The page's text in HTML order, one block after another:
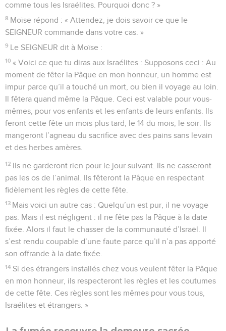
comme tous les Israélites. Pourquoi donc ? »
8 Moïse répond : « Attendez, je dois savoir ce que le
SEIGNEUR commande dans votre cas. »
9 Le SEIGNEUR dit à Moïse :
10 « Voici ce que tu diras aux Israélites : Supposons ceci : Au
moment de fêter la Pâque en mon honneur, un homme est
impur parce qu’il a touché un mort, ou bien il voyage au loin.
Il fêtera quand même la Pâque. Ceci est valable pour vous-
mêmes, pour vos enfants et les enfants de leurs enfants. Ils
feront cette fête un mois plus tard, le 14 du mois, le soir. Ils
mangeront l’agneau du sacrifice avec des pains sans levain
et des herbes amères.
12 Ils ne garderont rien pour le jour suivant. Ils ne casseront
pas les os de l’animal. Ils fêteront la Pâque en respectant
fidèlement les règles de cette fête.
13 Mais voici un autre cas : Quelqu’un est pur, il ne voyage
pas. Mais il est négligent : il ne fête pas la Pâque à la date
fixée. Alors il faut le chasser de la communauté d’Israël. Il
s’est rendu coupable d’une faute parce qu’il n’a pas apporté
son offrande à la date fixée.
14 Si des étrangers installés chez vous veulent fêter la Pâque
en mon honneur, ils respecteront les règles et les coutumes
de cette fête. Ces règles sont les mêmes pour vous tous,
Israélites et étrangers. »